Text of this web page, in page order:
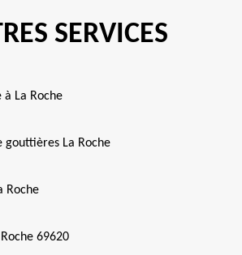
SERVICES
La Roche
gouttières La Roche
Roche
69620